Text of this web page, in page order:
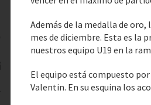
Además de la medalla de
mes de diciembre. Esta es la
nuestros equipo U19 en la
El equipo está compuesto
Valentin. En su esquina los